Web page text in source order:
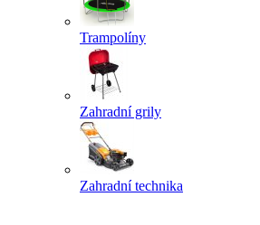
Trampolíny
Zahradní grily
Zahradní technika